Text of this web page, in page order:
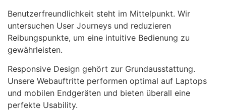
Benutzerfreundlichkeit steht im Mittelpunkt. Wir
untersuchen User Journeys und reduzieren
Reibungspunkte, um eine intuitive Bedienung zu
gewährleisten.
Responsive Design gehört zur Grundausstattung.
Unsere Webauftritte performen optimal auf Laptops
und mobilen Endgeräten und bieten überall eine
perfekte Usability.